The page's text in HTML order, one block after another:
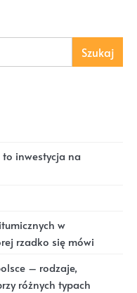
Szukaj
inwestycja na
w
rzadko się mówi
– rodzaje,
różnych typach